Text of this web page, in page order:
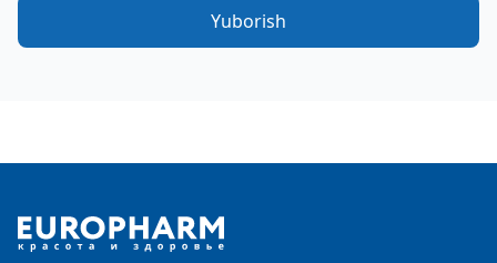
Yuborish